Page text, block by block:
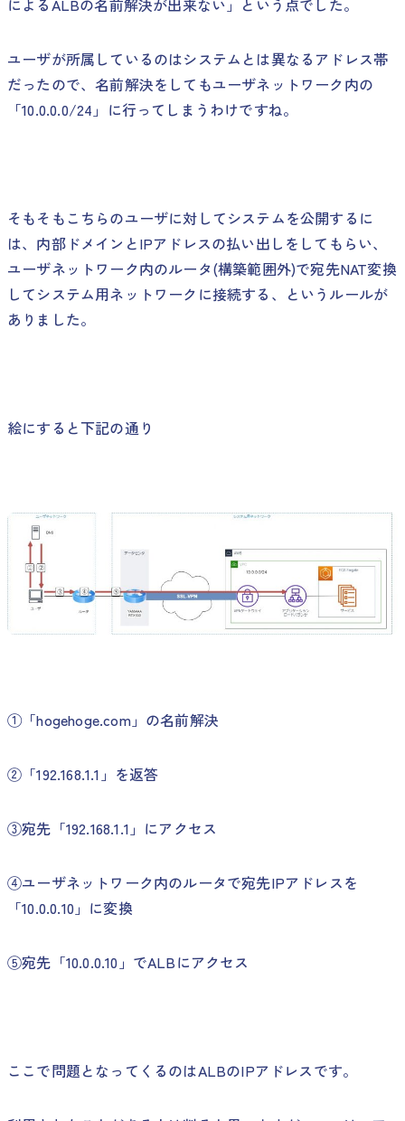
によるALBの名前解決が出来ない」という点でした。
ユーザが所属しているのはシステムとは異なるアドレス帯
だったので、名前解決をしてもユーザネットワーク内の
「10.0.0.0/24」に行ってしまうわけですね。
そもそもこちらのユーザに対してシステムを公開するに
は、内部ドメインとIPアドレスの払い出しをしてもらい、
ユーザネットワーク内のルータ(構築範囲外)で宛先NAT変換
してシステム用ネットワークに接続する、というルールが
ありました。
絵にすると下記の通り
①「hogehoge.com」の名前解決
②「192.168.1.1」を返答
③宛先「192.168.1.1」にアクセス
④ユーザネットワーク内のルータで宛先IPアドレスを
「10.0.0.10」に変換
⑤宛先「10.0.0.10」でALBにアクセス
ここで問題となってくるのはALBのIPアドレスです。